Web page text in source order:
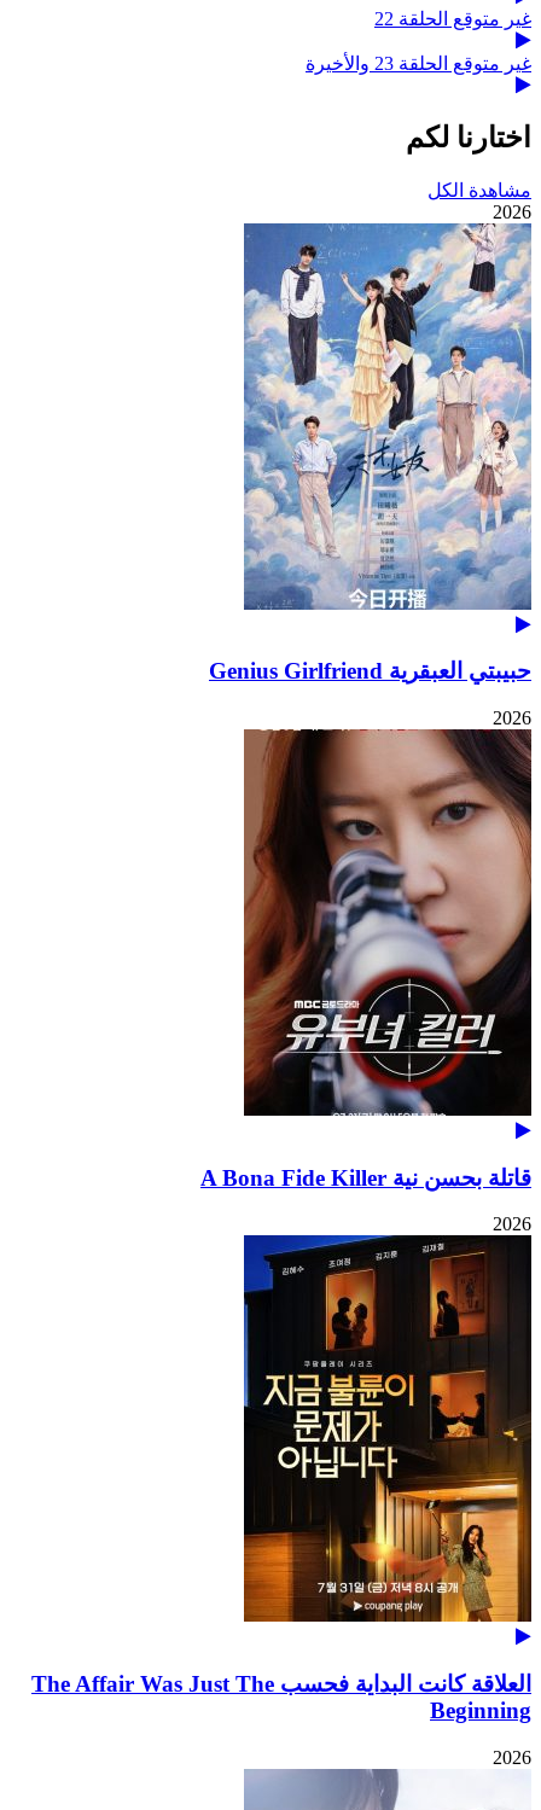
غير متوقع الحلقة 22
غير متوقع الحلقة 23 والأخيرة
اختارنا لكم
مشاهدة الكل
2026
حبيبتي العبقرية Genius Girlfriend
2026
قاتلة بحسن نية A Bona Fide Killer
2026
العلاقة كانت البداية فحسب The Affair Was Just The
Beginning
2026